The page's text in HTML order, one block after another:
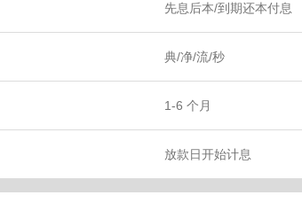
先息后本/到期还本付息
典/净/流/秒
1-6 个月
放款日开始计息